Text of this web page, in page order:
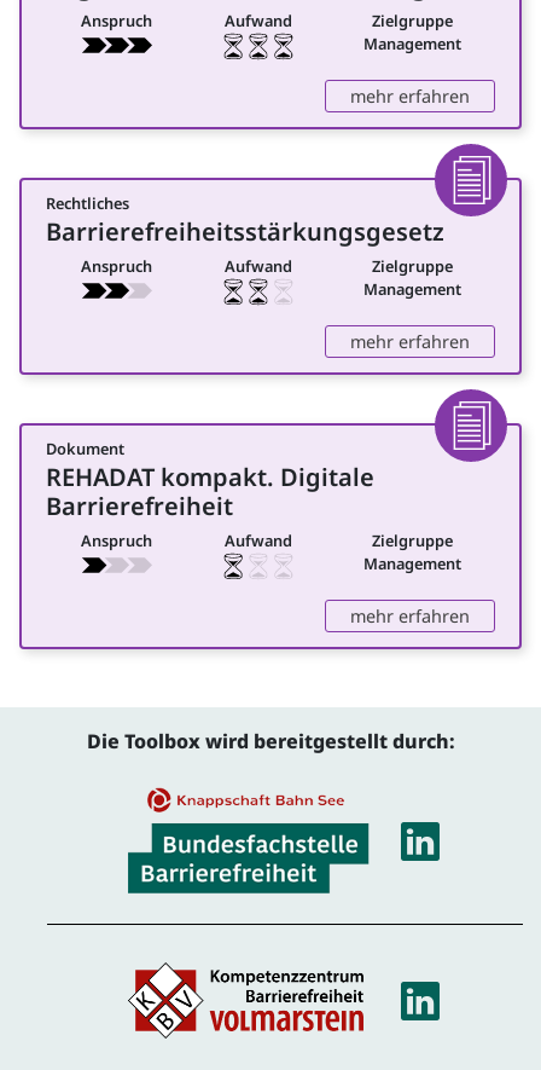
Anspruch Aufwand
Zielgruppe
Management
mehr erfahren
Rechtliches
für Management
Barrierefreiheitsstärkungsgesetz
Anspruch Aufwand
Zielgruppe
Management
mehr erfahren
Dokument
für Management
REHADAT kompakt. Digitale
Barrierefreiheit
Anspruch Aufwand
Zielgruppe
Management
mehr erfahren
Die Toolbox wird bereitgestellt durch: